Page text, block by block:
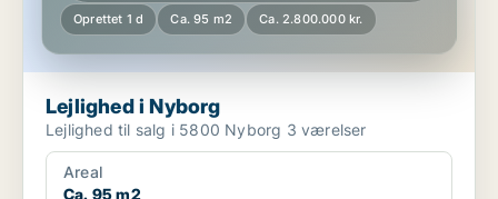
Oprettet 1 d Ca. 95 m2 Ca. 2.800.000 kr.
Lejlighed i Nyborg
Lejlighed til salg i 5800 Nyborg 3 værelser
Areal
Ca. 95 m2